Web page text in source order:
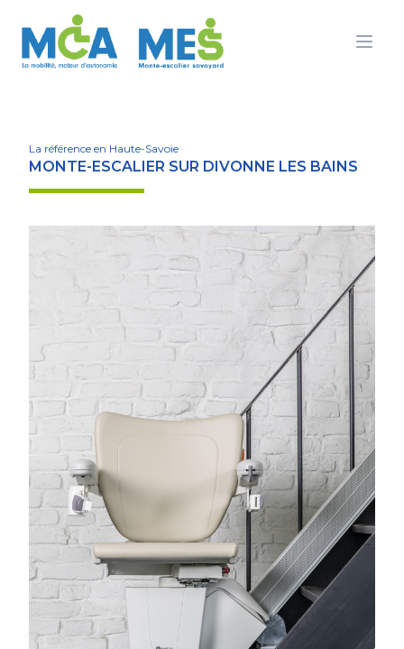
La référence en Haute-Savoie
MONTE-ESCALIER SUR DIVONNE LES BAINS